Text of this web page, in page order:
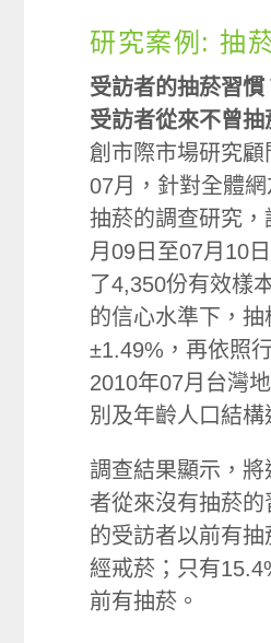
研究案例: 抽
受訪者的抽菸習
受訪者從來不曾抽
創市際市場研究顧
07月，針對全體
抽菸的調查研究，
月09日至07月10
了4,350份有效樣
的信心水準下，抽
±1.49%，再依照
2010年07月台灣
別及年齡人口結構
調查結果顯示，將
者從來沒有抽菸
的受訪者以前有
經戒菸；只有
前有抽菸。